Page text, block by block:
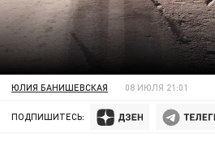
ЮЛИЯ БАНИШЕВСКАЯ 08 ИЮЛЯ 21:01
ПОДПИШИТЕСЬ: